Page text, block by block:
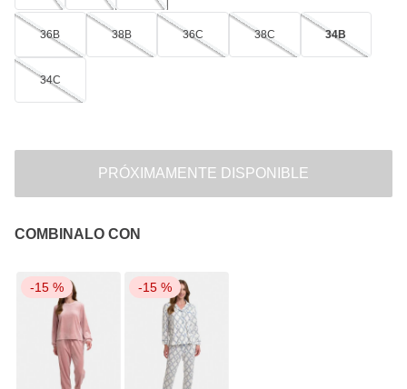
36B 38B 36C 38C 34B
34C
PRÓXIMAMENTE DISPONIBLE
COMBINALO CON
-15 % -15 %